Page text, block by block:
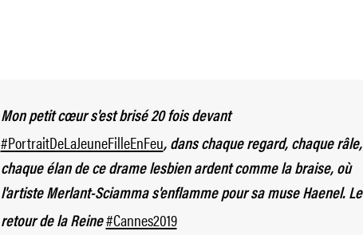
Mon petit cœur s'est brisé 20 fois devant
#PortraitDeLaJeuneFilleEnFeu, dans chaque regard, chaque râle,
chaque élan de ce drame lesbien ardent comme la braise, où
l'artiste Merlant-Sciamma s'enflamme pour sa muse Haenel. Le
retour de la Reine#Cannes2019